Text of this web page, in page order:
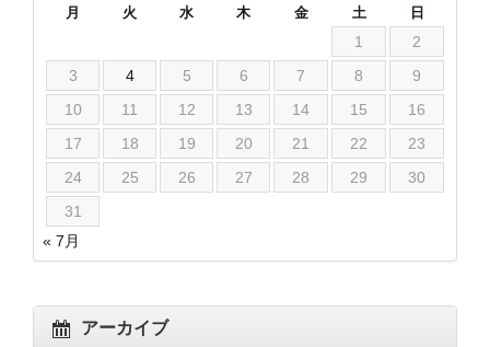
月 火 水 木 金 土 日
1
2
3
4 5 6 7 8
9
10
11 12 13 14 15
16
17
18 19 20 21 22
23
24
25 26 27 28 29
30
31
« 7月
アーカイブ